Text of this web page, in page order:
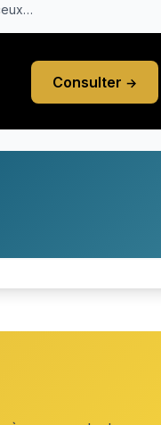
Consulter →